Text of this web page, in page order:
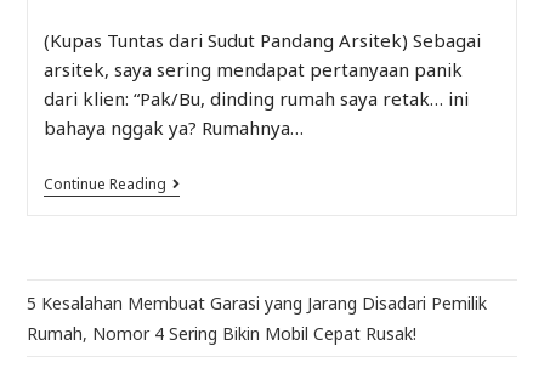
(Kupas Tuntas dari Sudut Pandang Arsitek) Sebagai
arsitek, saya sering mendapat pertanyaan panik
dari klien: “Pak/Bu, dinding rumah saya retak… ini
bahaya nggak ya? Rumahnya…
Continue Reading
5 Kesalahan Membuat Garasi yang Jarang Disadari Pemilik
Rumah, Nomor 4 Sering Bikin Mobil Cepat Rusak!